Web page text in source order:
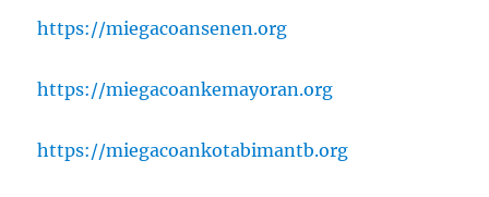
https://miegacoansenen.org
https://miegacoankemayoran.org
https://miegacoankotabimantb.org